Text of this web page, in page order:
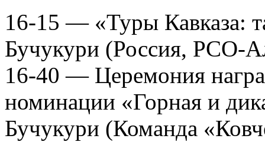
16-15 — «Туры Кавказа:
Бучукури (Россия, РСО-
16-40 — Церемония
номинации «Горная и
Бучукури (Команда